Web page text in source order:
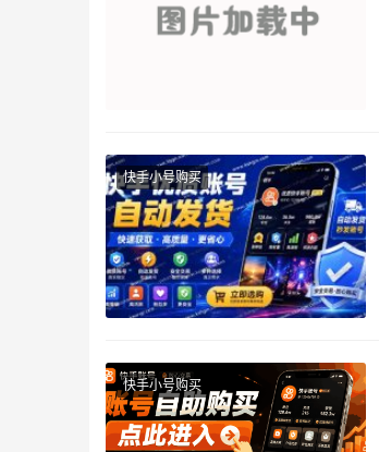
快手小号购买
快手小号购买